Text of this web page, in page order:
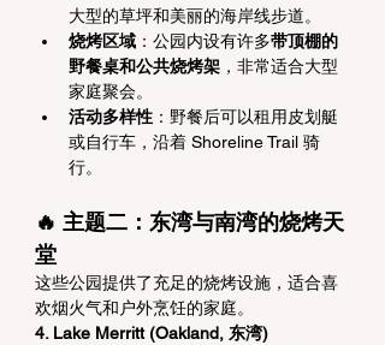
大型的草坪和美丽的海岸线步道。
烧烤区域 ：公园内设有许多带顶棚的
野餐桌和公共烧烤架 ，非常适合大型
家庭聚会。
活动多样性 ：野餐后可以租用皮划艇
或自行车，沿着 Shoreline Trail 骑
行。
🔥 主题二：东湾与南湾的烧烤天
堂
这些公园提供了充足的烧烤设施，适合喜
欢烟火气和户外烹饪的家庭。
4. Lake Merritt (Oakland, 东湾)